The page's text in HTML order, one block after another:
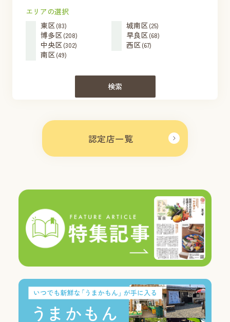
認定店一覧
エリアの選択
東区(83) 城南区(25)
博多区(208) 早良区(68)
中央区(302) 西区(67)
南区(49)
検索